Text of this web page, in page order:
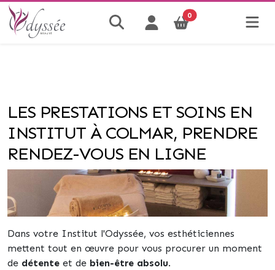
0
LES PRESTATIONS ET SOINS EN
INSTITUT À COLMAR, PRENDRE
RENDEZ-VOUS EN LIGNE
Dans votre Institut l'Odyssée, vos esthéticiennes
mettent tout en œuvre pour vous procurer un moment
de détente et de bien-être absolu.